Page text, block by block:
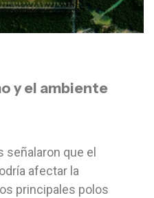
y el ambiente
señalaron que el
afectar la
principales polos